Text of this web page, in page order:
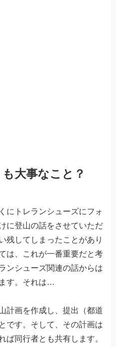
大事なこと？
にトレランシューズにフォ
に登山の話をさせていただ
残してしまったことがあり
は、これが一番重要だと考
ンシューズ関連の話からは
す。それは…
計画を作成し、提出（都道
です。そして、その計画は
ば同行者とも共有します。